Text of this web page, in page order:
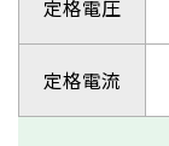
定格電圧
定格電流